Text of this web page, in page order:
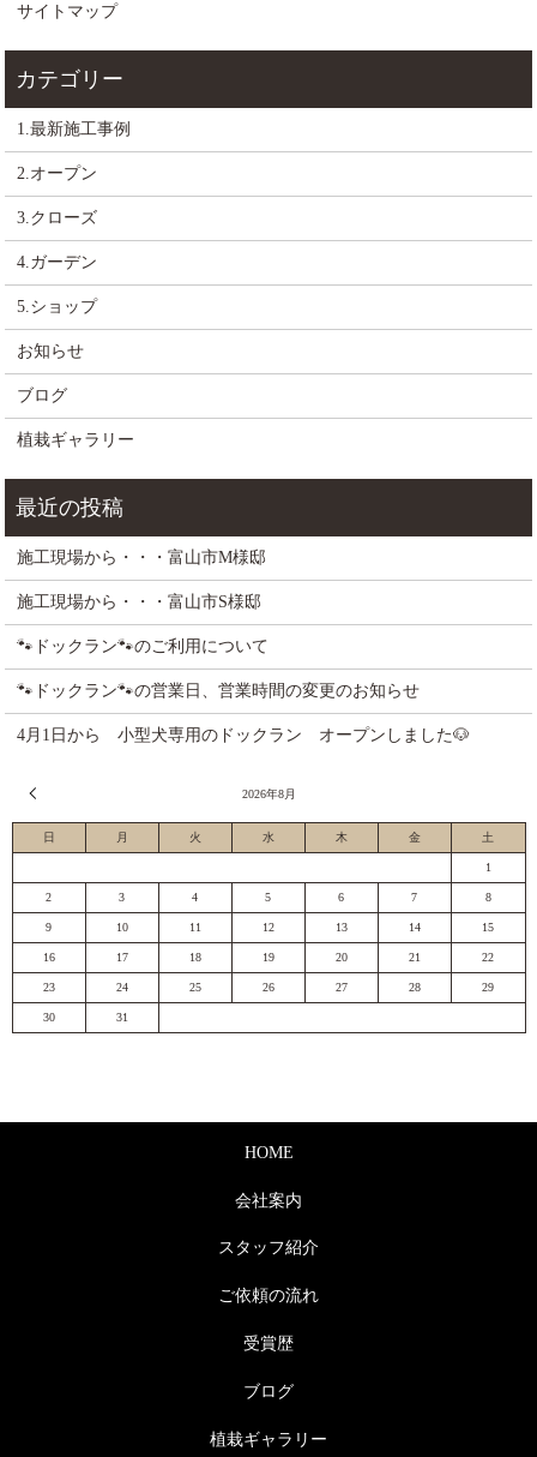
サイトマップ
1.最新施工事例
2.オープン
3.クローズ
4.ガーデン
5.ショップ
お知らせ
ブログ
植栽ギャラリー
施工現場から・・・富山市M様邸
施工現場から・・・富山市S様邸
🐾ドックラン🐾のご利用について
🐾ドックラン🐾の営業日、営業時間の変更のお知らせ
4月1日から 小型犬専用のドックラン オープンしました🐶
2026年8月
日 月 火 水 木 金 土
1
2 3 4 5 6 7 8
9 10 11 12 13 14 15
16 17 18 19 20 21 22
23 24 25 26 27 28 29
30 31
HOME
会社案内
スタッフ紹介
ご依頼の流れ
受賞歴
ブログ
植栽ギャラリー